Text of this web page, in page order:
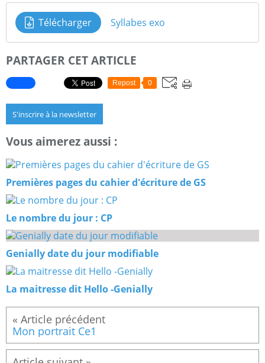
Télécharger Syllabes exo
PARTAGER CET ARTICLE
Repost 0
S'inscrire à la newsletter
Vous aimerez aussi :
Premières pages du cahier d'écriture de GS
Le nombre du jour : CP
Genially date du jour modifiable
La maitresse dit Hello -Genially
Mon portrait Ce1